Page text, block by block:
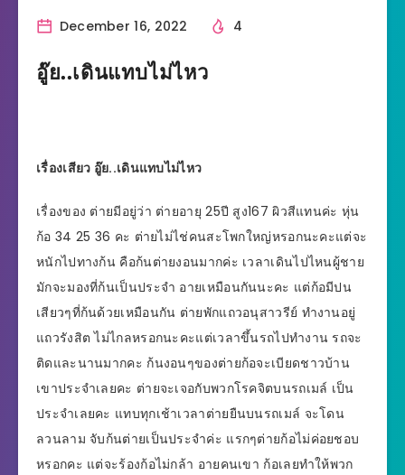
December 16, 2022 4
อู๊ย..เดินแทบไม่ไหว
เรื่องเสียว อู๊ย..เดินแทบไม่ไหว
เรื่องของ ต่ายมีอยู่ว่า ต่ายอายุ 25ปี สูง167 ผิวสีแทนค่ะ หุ่น
ก้อ 34 25 36 คะ ต่ายไม่ไช่คนสะโพกใหญ่หรอกนะคะแต่จะ
หนักไปทางก้น คือก้นต่ายงอนมากค่ะ เวลาเดินไปไหนผู้ชาย
มักจะมองที่ก้นเป็นประจำ อายเหมือนกันนะคะ แต่ก้อมีปน
เสียวๆที่ก้นด้วยเหมือนกัน ต่ายพักแถวอนุสาวรีย์ ทำงานอยู่
แถวรังสิต ไม่ไกลหรอกนะคะแต่เวลาขึ้นรถไปทำงาน รถจะ
ติดและนานมากคะ ก้นงอนๆของต่ายก้อจะเบียดชาวบ้าน
เขาประจำเลยคะ ต่ายจะเจอกับพวกโรคจิตบนรถเมล์ เป็น
ประจำเลยคะ แทบทุกเช้าเวลาต่ายยืนบนรถเมล์ จะโดน
ลวนลาม จับก้นต่ายเป็นประจำค่ะ แรกๆต่ายก้อไม่ค่อยชอบ
หรอกคะ แต่จะร้องก้อไม่กล้า อายคนเขา ก้อเลยทำให้พวก